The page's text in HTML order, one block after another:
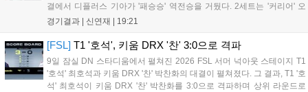
결에서 디플러스 기아가 '패승승' 역전승을 거뒀다. 2세트는 '커리어' 오
현석의 메이킹과 '쇼메이커' 허수의 캐리력이 빛났고, 3세트에서는 라인
경기결과 | 신연재 | 19:21
[FSL] T1 '호석', 키움 DRX '찬' 3:0으로 격파
9일 잠실 DN 스타디움에서 펼쳐진 2026 FSL 서머 넉아웃 스테이지 T1
'호석' 최호석과 키움 DRX '찬' 박찬화의 대결이 펼쳐졌다. 그 결과, T1 '호
석' 최호석이 키움 DRX '찬' 박찬화를 3:0으로 격파하며 상위 라운드로